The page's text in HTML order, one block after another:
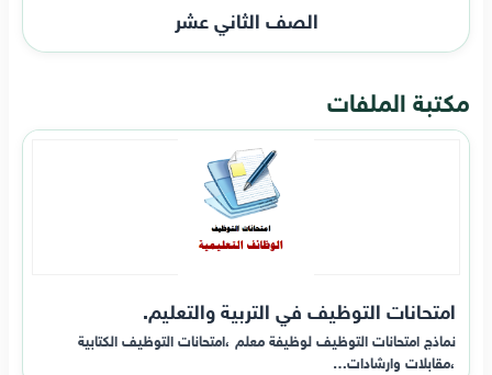
الصف الثاني عشر
مكتبة الملفات
امتحانات التوظيف في التربية والتعليم.
نماذج امتحانات التوظيف لوظيفة معلم ،امتحانات التوظيف الكتابية
،مقابلات وارشادات…